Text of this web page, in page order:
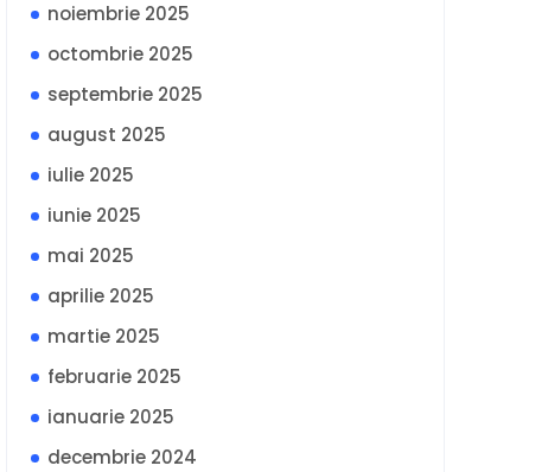
noiembrie 2025
octombrie 2025
septembrie 2025
august 2025
iulie 2025
iunie 2025
mai 2025
aprilie 2025
martie 2025
februarie 2025
ianuarie 2025
decembrie 2024